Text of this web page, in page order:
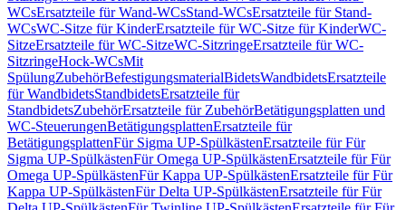
WCsErsatzteile für Wand-WCsStand-WCsErsatzteile für Stand-
WCsWC-Sitze für KinderErsatzteile für WC-Sitze für KinderWC-
SitzeErsatzteile für WC-SitzeWC-SitzringeErsatzteile für WC-
SitzringeHock-WCsMit
SpülungZubehörBefestigungsmaterialBidetsWandbidetsErsatzteile
für WandbidetsStandbidetsErsatzteile für
StandbidetsZubehörErsatzteile für ZubehörBetätigungsplatten und
WC-SteuerungenBetätigungsplattenErsatzteile für
BetätigungsplattenFür Sigma UP-SpülkästenErsatzteile für Für
Sigma UP-SpülkästenFür Omega UP-SpülkästenErsatzteile für Für
Omega UP-SpülkästenFür Kappa UP-SpülkästenErsatzteile für Für
Kappa UP-SpülkästenFür Delta UP-SpülkästenErsatzteile für Für